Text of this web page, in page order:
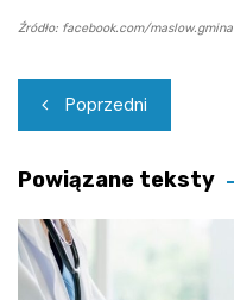
Źródło: facebook.com/maslow.gmina
Nawigacja
wpisu
Poprzedni
Powiązane teksty